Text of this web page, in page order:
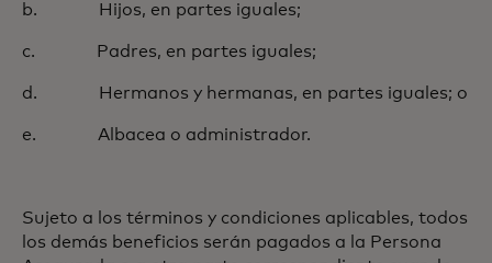
b. Hijos, en partes iguales;
c. Padres, en partes iguales;
d. Hermanos y hermanas, en partes iguales; o
e. Albacea o administrador.
Sujeto a los términos y condiciones aplicables, todos
los demás beneficios serán pagados a la Persona